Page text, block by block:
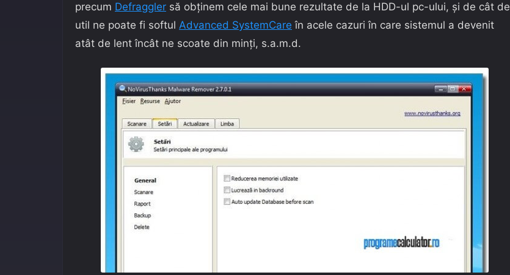
precum Defraggler să obţinem cele mai bune rezultate de la HDD-ul pc-ului, și de cât de
util ne poate fi softul Advanced SystemCare în acele cazuri în care sistemul a devenit
atât de lent încât ne scoate din minţi, s.a.m.d.